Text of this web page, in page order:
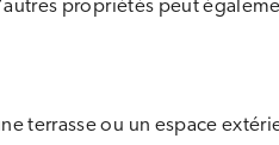
propriétés peut
terrasse ou un espace